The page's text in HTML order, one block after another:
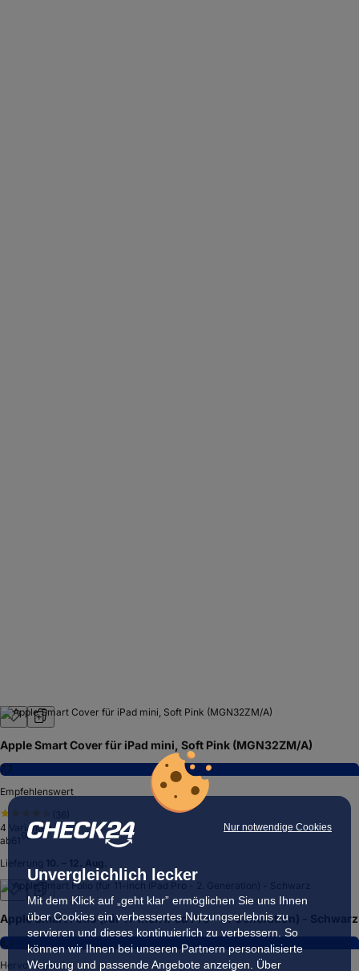
Nur notwendige Cookies
Unvergleichlich lecker
Mit dem Klick auf „geht klar” ermöglichen Sie uns Ihnen
über Cookies ein verbessertes Nutzungserlebnis zu
servieren und dieses kontinuierlich zu verbessern. So
können wir Ihnen bei unseren Partnern personalisierte
Werbung und passende Angebote anzeigen. Über
Apple Smart Cover für iPad mini, Soft Pink (MGN32ZM/A)
7,7
Empfehlenswert
4 Varianten
ab
98€
Lieferung
Apple Smart Folio (für 11-inch iPad Pro - 2. Generation) - Schwarz
8,4
Hervorragend